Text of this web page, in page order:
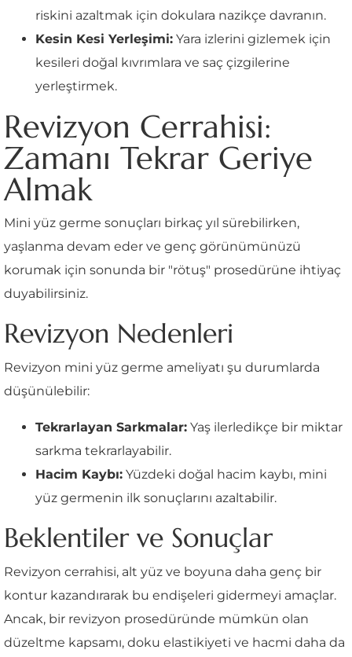
riskini azaltmak için dokulara nazikçe davranın.
Kesin Kesi Yerleşimi: Yara izlerini gizlemek için
kesileri doğal kıvrımlara ve saç çizgilerine
yerleştirmek.
Revizyon Cerrahisi:
Zamanı Tekrar Geriye
Almak
Mini yüz germe sonuçları birkaç yıl sürebilirken,
yaşlanma devam eder ve genç görünümünüzü
korumak için sonunda bir "rötuş" prosedürüne ihtiyaç
duyabilirsiniz.
Revizyon Nedenleri
Revizyon mini yüz germe ameliyatı şu durumlarda
düşünülebilir:
Tekrarlayan Sarkmalar: Yaş ilerledikçe bir miktar
sarkma tekrarlayabilir.
Hacim Kaybı: Yüzdeki doğal hacim kaybı, mini
yüz germenin ilk sonuçlarını azaltabilir.
Beklentiler ve Sonuçlar
Revizyon cerrahisi, alt yüz ve boyuna daha genç bir
kontur kazandırarak bu endişeleri gidermeyi amaçlar.
Ancak, bir revizyon prosedüründe mümkün olan
düzeltme kapsamı, doku elastikiyeti ve hacmi daha da